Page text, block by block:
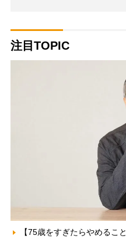
注目TOPIC
【75歳をすぎたらやめるこ